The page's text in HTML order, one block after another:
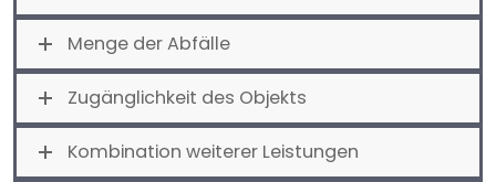
Menge der Abfälle
Zugänglichkeit des Objekts
Kombination weiterer Leistungen